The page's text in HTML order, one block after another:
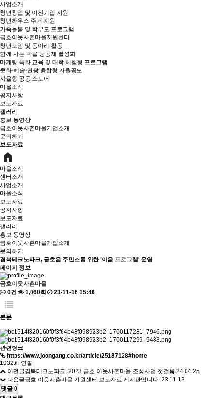
사업소개
청년창업 및 이전기업 지원
청년하우스 주거 지원
가족돌봄 및 학부모 프로그램
금호이웃사촌마을지원센터
청년모임 및 동아리 활동
함께 사는 마을 공동체 활성화
마케팅 특화 교육 및 대학 체험형 프로그램
문화·예술·관광 융합형 자율공모
자율형 공동 스토어
마을소식
공지사항
보도자료
갤러리
홍보 동영상
금호이웃사촌마을기업소개
문의하기
보도자료
마을소식
센터소개
사업소개
마을소식
보도자료
공지사항
보도자료
갤러리
홍보 동영상
금호이웃사촌마을기업소개
문의하기
경북테크노파크, 금호읍 주민소통 위한 '이음 프로그램' 운영
페이지 정보
금호이웃사촌마을
0건
1,060회 23-11-16 15:46
본문
관련링크
https://www.joongang.co.kr/article/25187128#home
1932회 연결
이전글경북테크노파크, 2023 금호 이웃사촌마을 조성사업 첫걸음 24.04.25
다음글금호 이웃사촌마을 지원센터 보도자료 게시판입니다. 23.11.13
댓글 0